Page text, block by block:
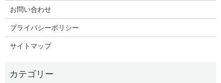
お問い合わせ
プライバシーポリシー
サイトマップ